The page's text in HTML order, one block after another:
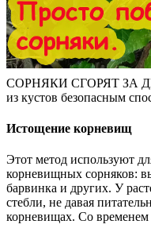
СОРНЯКИ СГОРЯТ ЗА
из кустов безопасным
Истощение корневищ
Этот метод используют
корневищных сорняков:
барвинка и других. У
стебли, не давая
корневищах. Со временем